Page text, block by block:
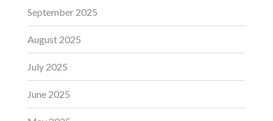
September 2025
August 2025
July 2025
June 2025